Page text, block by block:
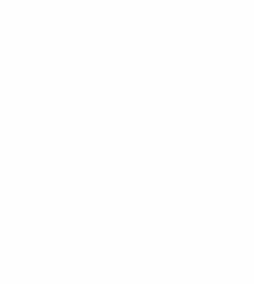
dalla trasformazione di
funzione, derivanti da
visita guidata al
armonia, inserito dal 1956